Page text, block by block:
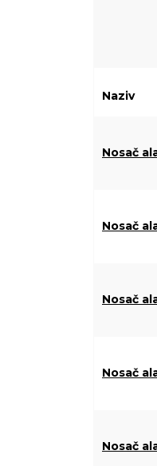
Naziv
Nosač
Nosač
Nosač
Nosač
Nosač